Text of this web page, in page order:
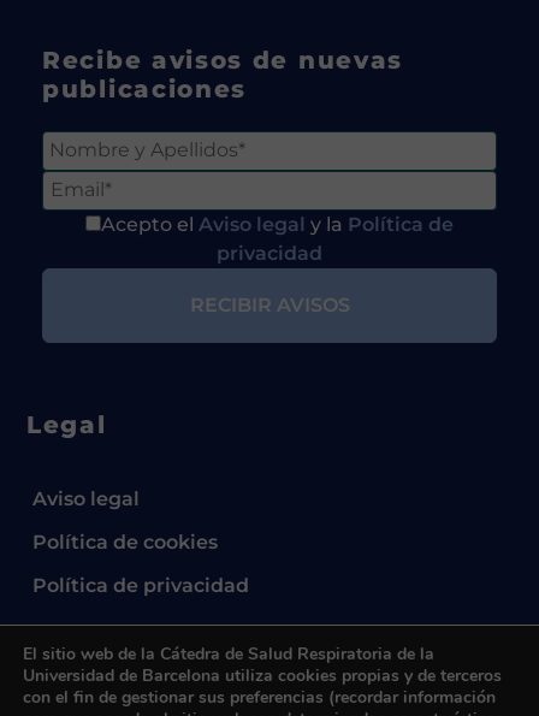
Recibe avisos de nuevas
publicaciones
Acepto el Aviso legal y la Política de
privacidad
Legal
Aviso legal
Política de cookies
Política de privacidad
El sitio web de la Cátedra de Salud Respiratoria de la
Universidad de Barcelona utiliza cookies propias y de terceros
con el fin de gestionar sus preferencias (recordar información